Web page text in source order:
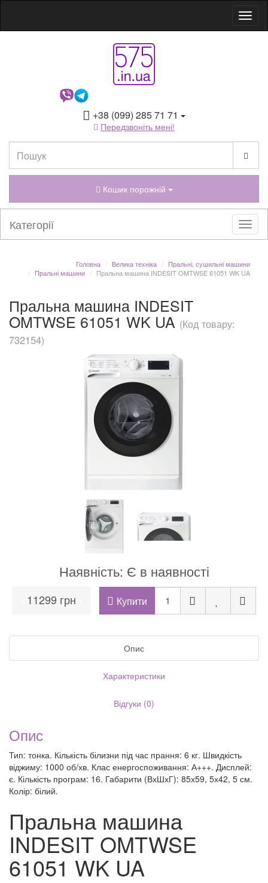
+38 (099) 285 71 71
Передзвоніть мені!
Кошик порожній
Категорії
Головна Велика техніка
Пральні, сушильні машини
Пральні машини
Пральна машина INDESIT OMTWSE 61051 WK UA
Пральна машина INDESIT
OMTWSE 61051 WK UA (Код товару:
732154)
Наявність: Є в наявності
11299 грн Купити
Опис
Характеристики
Відгуки (0)
Опис
Тип: тонка. Кількість білизни під час прання: 6 кг. Швидкість
віджиму: 1000 об/хв. Клас енергоспоживання: А+++. Дисплей:
є. Кількість програм: 16. Габарити (ВхШхГ): 85х59, 5х42, 5 см.
Колір: білий.
Пральна машина
INDESIT OMTWSE
61051 WK UA